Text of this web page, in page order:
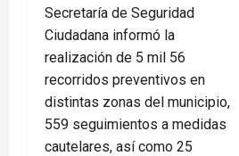
Secretaría de Seguridad
Ciudadana informó la
realización de 5 mil 56
recorridos preventivos en
distintas zonas del municipio,
559 seguimientos a medidas
cautelares, así como 25